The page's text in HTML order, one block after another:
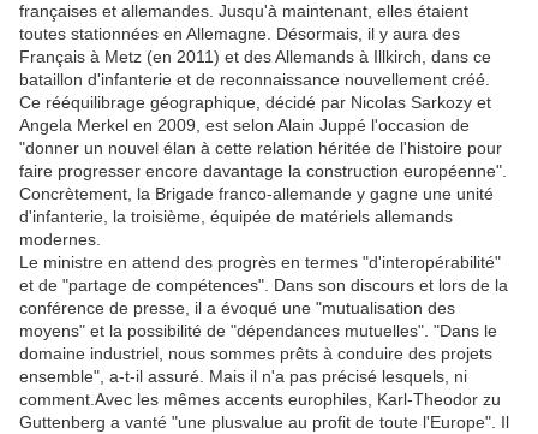
françaises et allemandes. Jusqu'à maintenant, elles étaient
toutes stationnées en Allemagne. Désormais, il y aura des
Français à Metz (en 2011) et des Allemands à Illkirch, dans ce
bataillon d'infanterie et de reconnaissance nouvellement créé.
Ce rééquilibrage géographique, décidé par Nicolas Sarkozy et
Angela Merkel en 2009, est selon Alain Juppé l'occasion de
"donner un nouvel élan à cette relation héritée de l'histoire pour
faire progresser encore davantage la construction européenne".
Concrètement, la Brigade franco-allemande y gagne une unité
d'infanterie, la troisième, équipée de matériels allemands
modernes.
Le ministre en attend des progrès en termes "d'interopérabilité"
et de "partage de compétences". Dans son discours et lors de la
conférence de presse, il a évoqué une "mutualisation des
moyens" et la possibilité de "dépendances mutuelles". "Dans le
domaine industriel, nous sommes prêts à conduire des projets
ensemble", a-t-il assuré. Mais il n'a pas précisé lesquels, ni
comment.Avec les mêmes accents europhiles, Karl-Theodor zu
Guttenberg a vanté "une plusvalue au profit de toute l'Europe". Il